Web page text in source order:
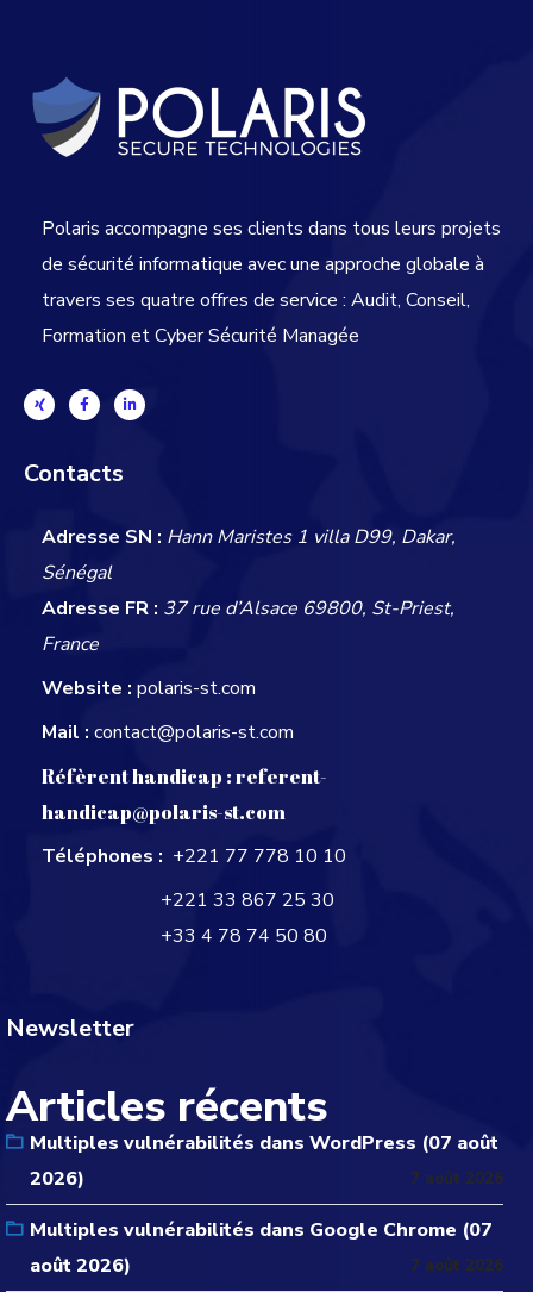
Polaris accompagne ses clients dans tous leurs projets
de sécurité informatique avec une approche globale à
travers ses quatre offres de service : Audit, Conseil,
Formation et Cyber Sécurité Managée
Contacts
Adresse SN : Hann Maristes 1 villa D99, Dakar,
Sénégal
Adresse FR : 37 rue d’Alsace 69800, St-Priest,
France
Website : polaris-st.com
Mail : contact@polaris-st.com
Réfèrent handicap :referent-
handicap@polaris-st.com
Téléphones : +221 77 778 10 10
+221 33 867 25 30
+33 4 78 74 50 80
Newsletter
Articles récents
Multiples vulnérabilités dans WordPress (07 août
2026)
7 août 2026
Multiples vulnérabilités dans Google Chrome (07
août 2026)
7 août 2026